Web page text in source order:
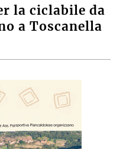
la ciclabile da
a Toscanella